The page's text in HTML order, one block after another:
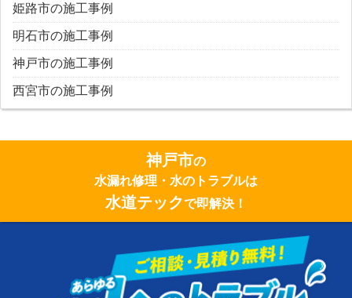
姫路市の施工事例
明石市の施工事例
神戸市の施工事例
西宮市の施工事例
神戸市の
水漏れ修理・水のトラブルは
水道テックで即解決！